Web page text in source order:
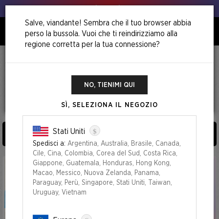
BUNDLES
45Prodotti
ORDINA E FILTRA PER (
Salve, viandante! Sembra che il tuo browser abbia
perso la bussola. Vuoi che ti reindirizziamo alla
regione corretta per la tua connessione?
NO, TIENIMI QUI
SÌ, SELEZIONA IL NEGOZIO
Stati Uniti $
Spedisci a: Argentina, Australia, Brasile, Canada,
Cile, Cina, Colombia, Corea del Sud, Costa Rica,
Giappone, Guatemala, Honduras, Hong Kong,
Macao, Messico, Nuova Zelanda, Panama,
Paraguay, Perù, Singapore, Stati Uniti, Taiwan,
Uruguay, Vietnam